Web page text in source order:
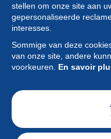
stellen om onze site aan
gepersonaliseerde
interesses.
Sommige van deze
van onze site, andere
voorkeuren. En savoir
Collectie
Nieuws
Functie
Vereniging
Diensten